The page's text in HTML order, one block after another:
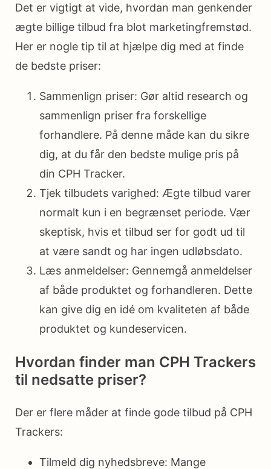
Det er vigtigt at vide, hvordan man genkender
ægte billige tilbud fra blot marketingfremstød.
Her er nogle tip til at hjælpe dig med at finde
de bedste priser:
Sammenlign priser: Gør altid research og
sammenlign priser fra forskellige
forhandlere. På denne måde kan du sikre
dig, at du får den bedste mulige pris på
din CPH Tracker.
Tjek tilbudets varighed: Ægte tilbud varer
normalt kun i en begrænset periode. Vær
skeptisk, hvis et tilbud ser for godt ud til
at være sandt og har ingen udløbsdato.
Læs anmeldelser: Gennemgå anmeldelser
af både produktet og forhandleren. Dette
kan give dig en idé om kvaliteten af både
produktet og kundeservicen.
Hvordan finder man CPH Trackers
til nedsatte priser?
Der er flere måder at finde gode tilbud på CPH
Trackers:
Tilmeld dig nyhedsbreve: Mange